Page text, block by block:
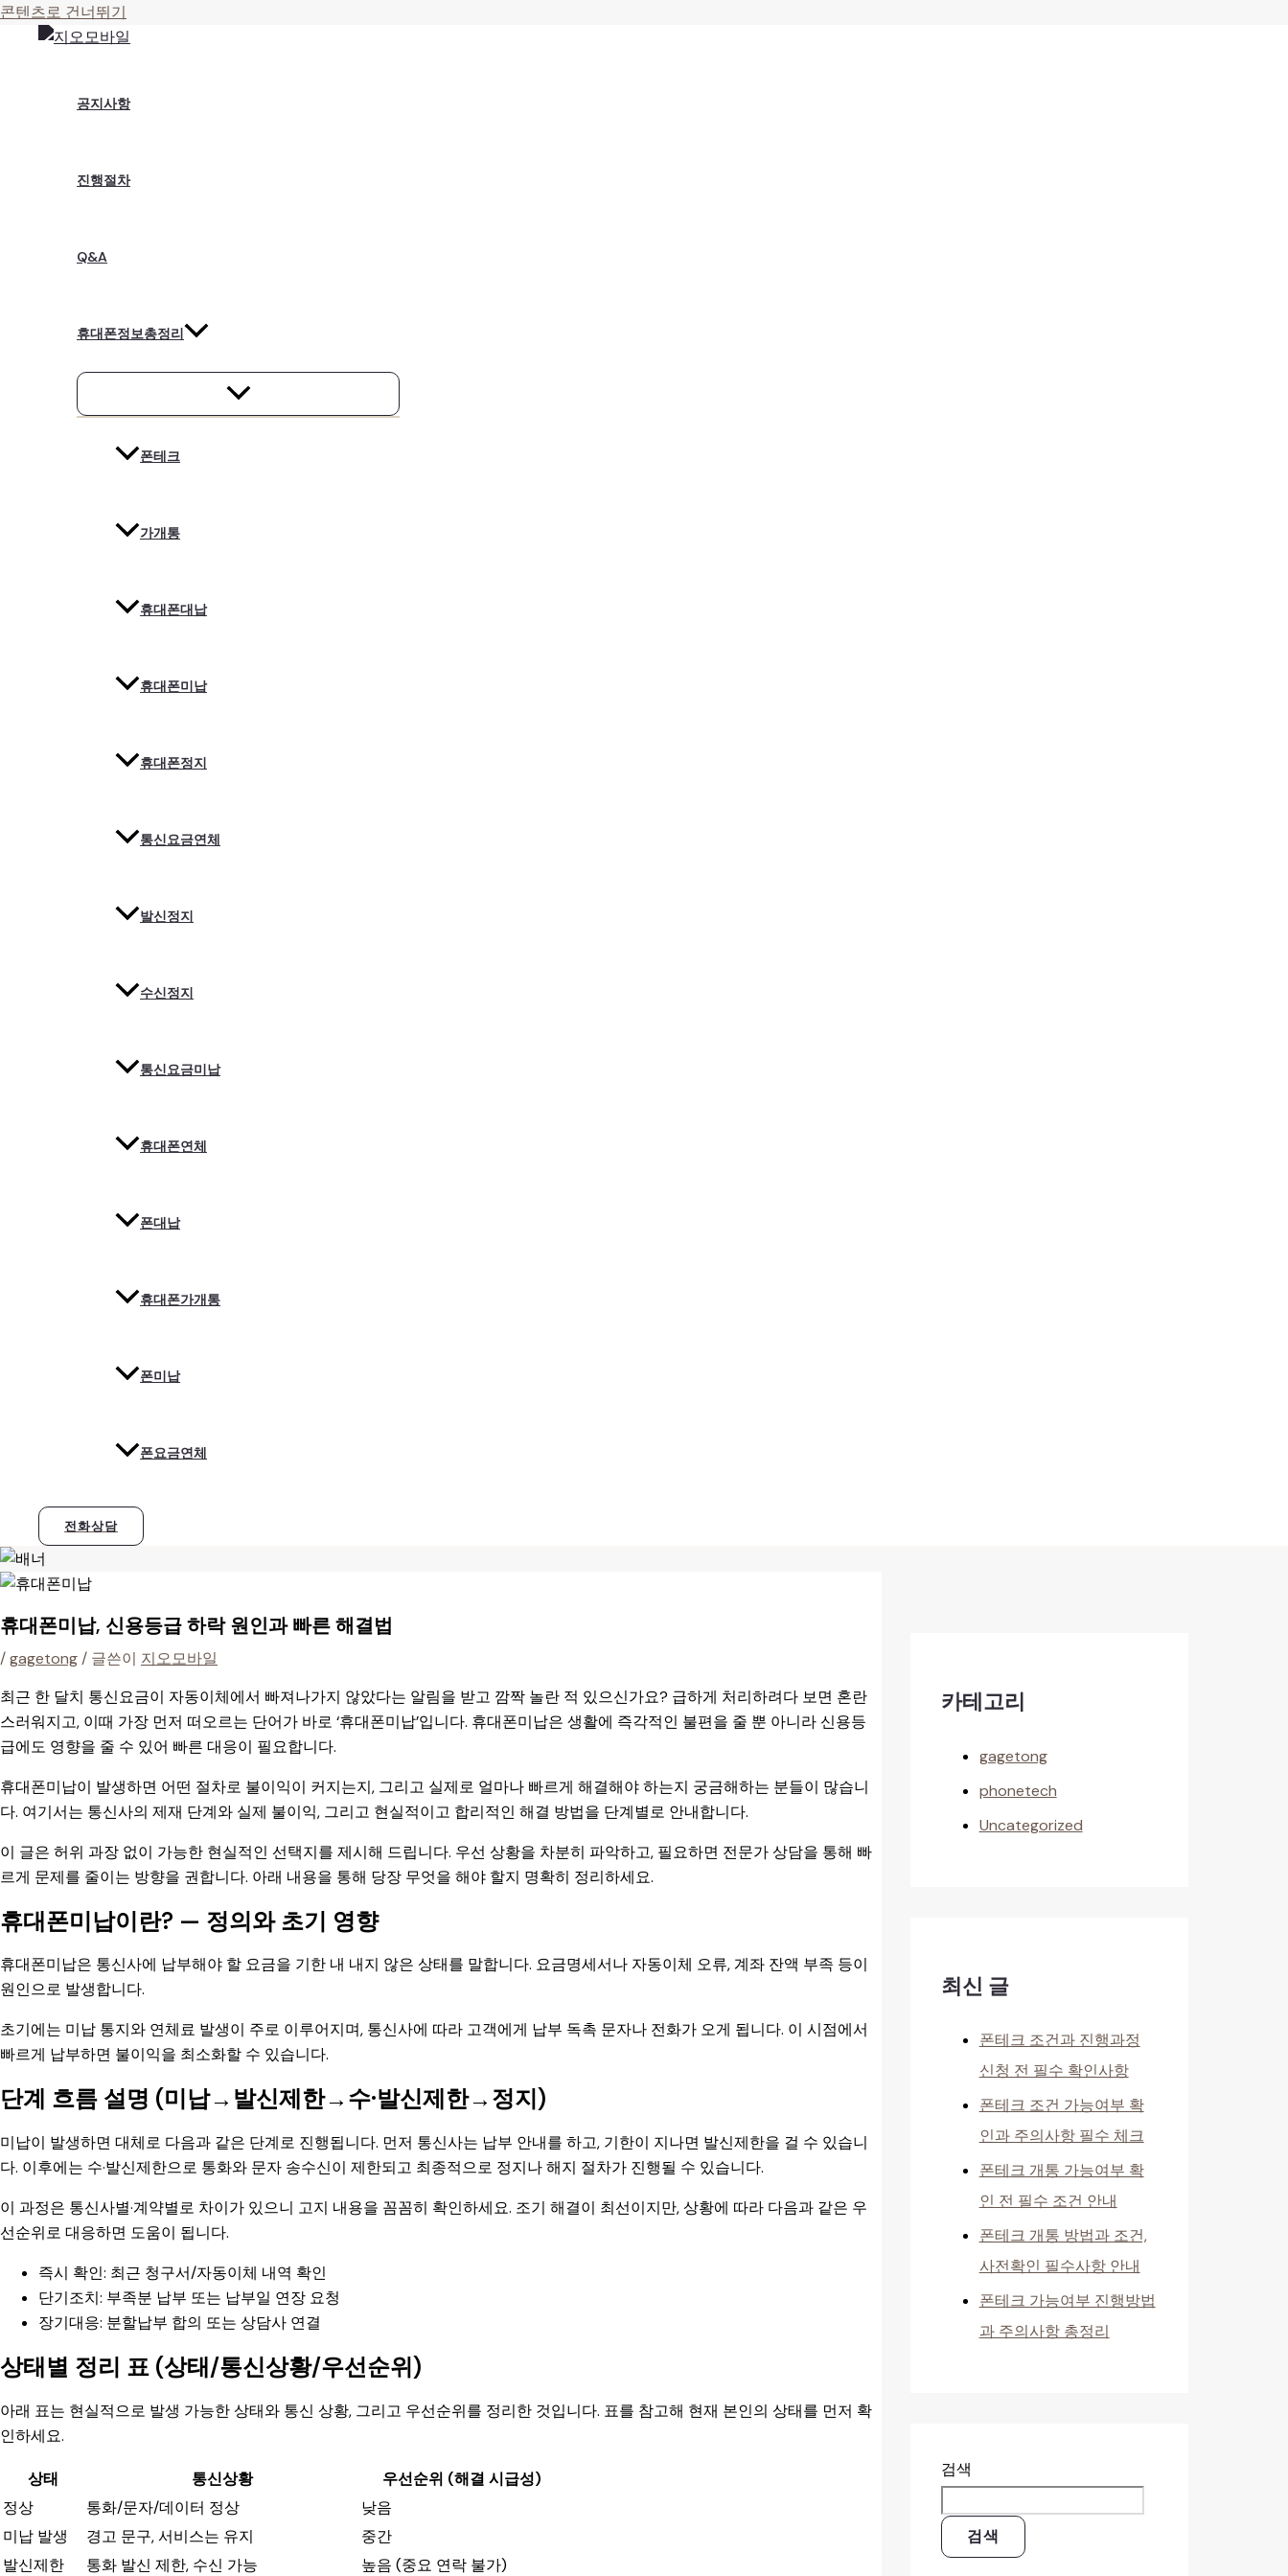
콘텐츠로 건너뛰기
공지사항
진행절차
Q&A
휴대폰정보총정리
폰테크
가개통
휴대폰대납
휴대폰미납
휴대폰정지
통신요금연체
발신정지
수신정지
통신요금미납
휴대폰연체
폰대납
휴대폰가개통
폰미납
폰요금연체
전화상담
휴대폰미납, 신용등급 하락 원인과 빠른 해결법
/gagetong / 글쓴이 지오모바일
최근 한 달치 통신요금이 자동이체에서 빠져나가지 않았다는 알림을 받고 깜짝 놀란 적 있으신가요? 급하게 처리하려다 보면 혼란
스러워지고, 이때 가장 먼저 떠오르는 단어가 바로 ‘휴대폰미납’입니다. 휴대폰미납은 생활에 즉각적인 불편을 줄 뿐 아니라 신용등
급에도 영향을 줄 수 있어 빠른 대응이 필요합니다.
휴대폰미납이 발생하면 어떤 절차로 불이익이 커지는지, 그리고 실제로 얼마나 빠르게 해결해야 하는지 궁금해하는 분들이 많습니
다. 여기서는 통신사의 제재 단계와 실제 불이익, 그리고 현실적이고 합리적인 해결 방법을 단계별로 안내합니다.
이 글은 허위 과장 없이 가능한 현실적인 선택지를 제시해 드립니다. 우선 상황을 차분히 파악하고, 필요하면 전문가 상담을 통해 빠
르게 문제를 줄이는 방향을 권합니다. 아래 내용을 통해 당장 무엇을 해야 할지 명확히 정리하세요.
휴대폰미납이란? — 정의와 초기 영향
휴대폰미납은 통신사에 납부해야 할 요금을 기한 내 내지 않은 상태를 말합니다. 요금명세서나 자동이체 오류, 계좌 잔액 부족 등이
원인으로 발생합니다.
초기에는 미납 통지와 연체료 발생이 주로 이루어지며, 통신사에 따라 고객에게 납부 독촉 문자나 전화가 오게 됩니다. 이 시점에서
빠르게 납부하면 불이익을 최소화할 수 있습니다.
단계 흐름 설명 (미납→발신제한→수·발신제한→정지)
미납이 발생하면 대체로 다음과 같은 단계로 진행됩니다. 먼저 통신사는 납부 안내를 하고, 기한이 지나면 발신제한을 걸 수 있습니
다. 이후에는 수·발신제한으로 통화와 문자 송수신이 제한되고 최종적으로 정지나 해지 절차가 진행될 수 있습니다.
이 과정은 통신사별·계약별로 차이가 있으니 고지 내용을 꼼꼼히 확인하세요. 조기 해결이 최선이지만, 상황에 따라 다음과 같은 우
선순위로 대응하면 도움이 됩니다.
즉시 확인: 최근 청구서/자동이체 내역 확인
단기조치: 부족분 납부 또는 납부일 연장 요청
장기대응: 분할납부 합의 또는 상담사 연결
상태별 정리 표 (상태/통신상황/우선순위)
아래 표는 현실적으로 발생 가능한 상태와 통신 상황, 그리고 우선순위를 정리한 것입니다. 표를 참고해 현재 본인의 상태를 먼저 확
인하세요.
상태 통신상황
우선순위 (해결 시급성)
정상
통화/문자/데이터 정상
낮음
미납 발생
경고 문구, 서비스는 유지
중간
발신제한
통화 발신 제한, 수신 가능
높음 (중요 연락 불가)
카테고리
gagetong
phonetech
Uncategorized
최신 글
폰테크 조건과 진행과정
신청 전 필수 확인사항
폰테크 조건 가능여부 확
인과 주의사항 필수 체크
폰테크 개통 가능여부 확
인 전 필수 조건 안내
폰테크 개통 방법과 조건,
사전확인 필수사항 안내
폰테크 가능여부 진행방법
과 주의사항 총정리
검색
검색